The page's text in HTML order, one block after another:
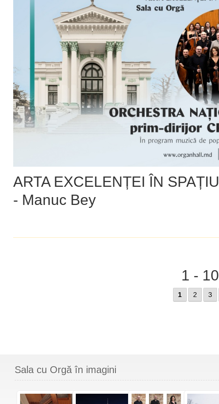
ARTA EXCELENȚEI ÎN
- Manuc Bey
1 -
1 2 3
Sala cu Orgă în imagini